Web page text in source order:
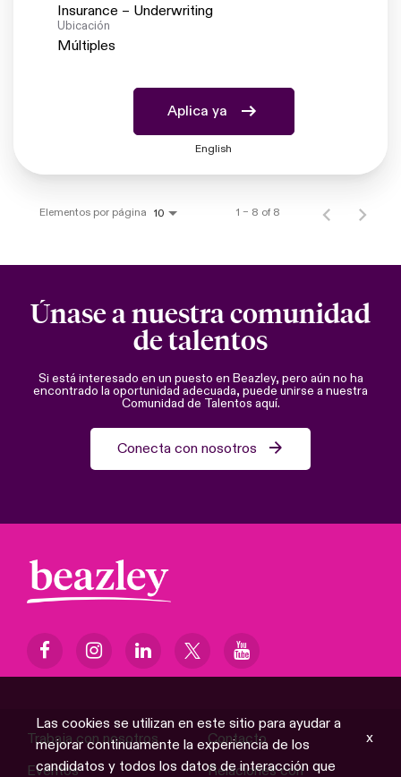
Insurance – Underwriting
Ubicación
Múltiples
Aplica ya
English
Elementos por página 10 1 – 8 of 8
Únase a nuestra comunidad
de talentos
Si está interesado en un puesto en Beazley, pero aún no ha
encontrado la oportunidad adecuada, puede unirse a nuestra
Comunidad de Talentos aquí.
Conecta con nosotros
Trabaja con nosotros
Contacto
Eventos
Relaciones con
Las cookies se utilizan en este sitio para ayudar a
mejorar continuamente la experiencia de los
candidatos y todos los datos de interacción que
x